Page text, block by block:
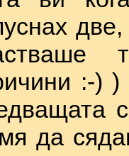
:-)
да